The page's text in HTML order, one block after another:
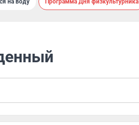
на воду Программа Дня физкультурника